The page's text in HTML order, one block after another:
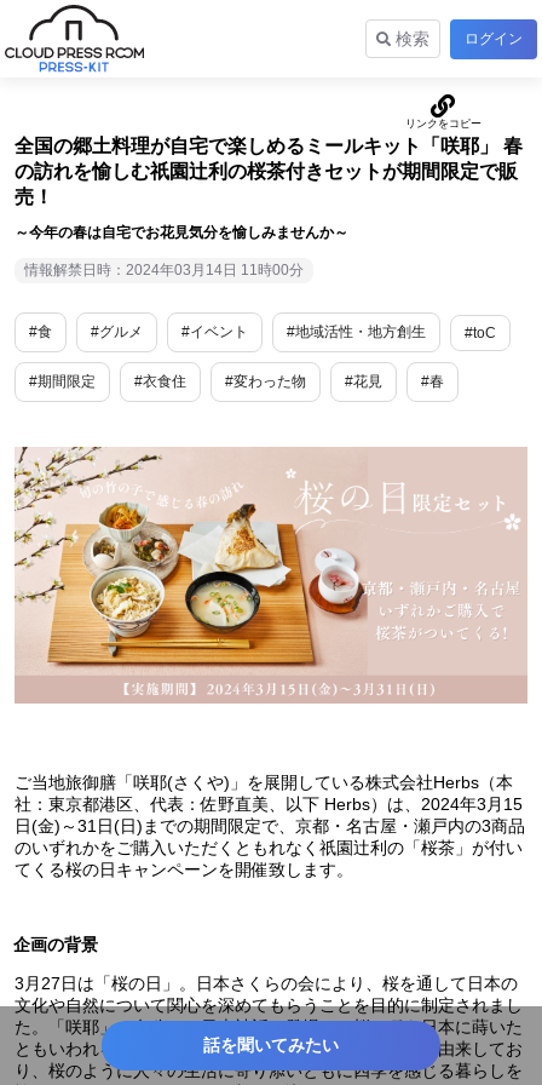
検索 ログイン
全国の郷土料理が自宅で楽しめるミールキット「咲耶」 春
の訪れを愉しむ祇園辻利の桜茶付きセットが期間限定で販
売！
～今年の春は自宅でお花見気分を愉しみませんか～
情報解禁日時：2024年03月14日 11時00分
#食 #グルメ #イベント #地域活性・地方創生 #toC
#期間限定 #衣食住 #変わった物 #花見 #春
ご当地旅御膳「咲耶(さくや)」を展開している株式会社Herbs（本
社：東京都港区、代表：佐野直美、以下 Herbs）は、2024年3月15
日(金)～31日(日)までの期間限定で、京都・名古屋・瀬戸内の3商品
のいずれかをご購入いただくともれなく祇園辻利の「桜茶」が付い
てくる桜の日キャンペーンを開催致します。
企画の背景
3月27日は「桜の日」。日本さくらの会により、桜を通して日本の
文化や自然について関心を深めてもらうことを目的に制定されまし
た。「咲耶」の名称は、日本神話に登場し、桜の種を日本に蒔いた
ともいわれる「木花咲耶姫（コノハナサクヤビメ）」に由来してお
り、桜のように人々の生活に寄り添いともに四季を感じる暮らしを
話を聞いてみたい